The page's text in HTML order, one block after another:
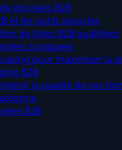
données B2B
et les outils associes
de listes B2B qualifiées
scrappees
pour maximiser la
B2B
la qualité de vos
B2B